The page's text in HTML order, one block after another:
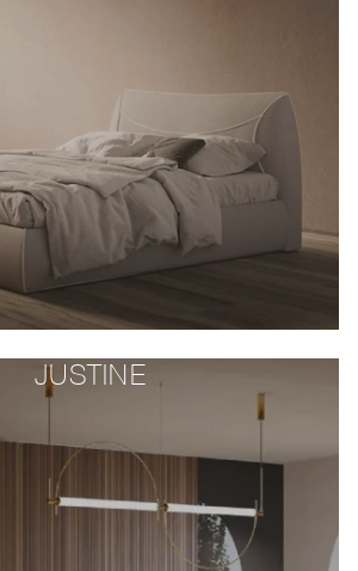
JUSTINE